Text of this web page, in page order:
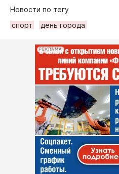
Новости по тегу
спорт
день города
РЕКЛАМА